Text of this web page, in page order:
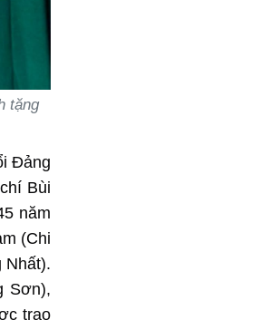
tặng
Đảng
Bùi
năm
(Chi
Nhất).
Sơn),
trao